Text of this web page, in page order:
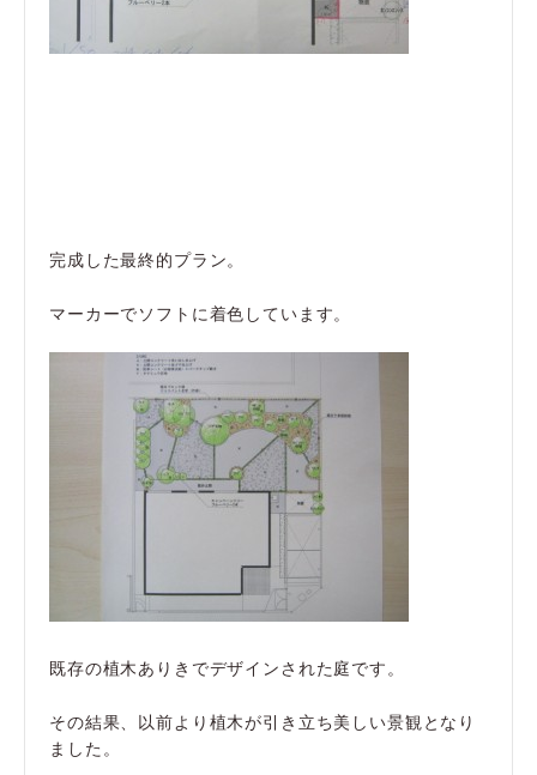
完成した最終的プラン。
マーカーでソフトに着色しています。
既存の植木ありきでデザインされた庭です。
その結果、以前より植木が引き立ち美しい景観となり
ました。